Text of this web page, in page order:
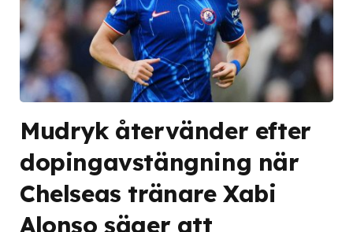
Mudryk återvänder efter
dopingavstängning när
Chelseas tränare Xabi
Alonso säger att